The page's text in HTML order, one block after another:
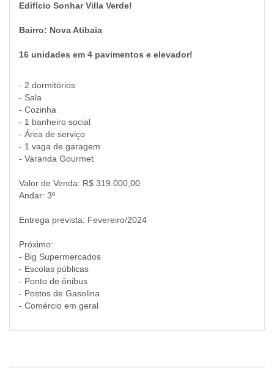
Edifício Sonhar Villa Verde!
Bairro: Nova Atibaia
16 unidades em 4 pavimentos e elevador!
- 2 dormitórios
- Sala
- Cozinha
- 1 banheiro social
- Área de serviço
- 1 vaga de garagem
- Varanda Gourmet
Valor de Venda: R$ 319.000,00
Andar: 3º
Entrega prevista: Fevereiro/2024
Próximo:
- Big Supermercados
- Escolas públicas
- Ponto de ônibus
- Postos de Gasolina
- Comércio em geral